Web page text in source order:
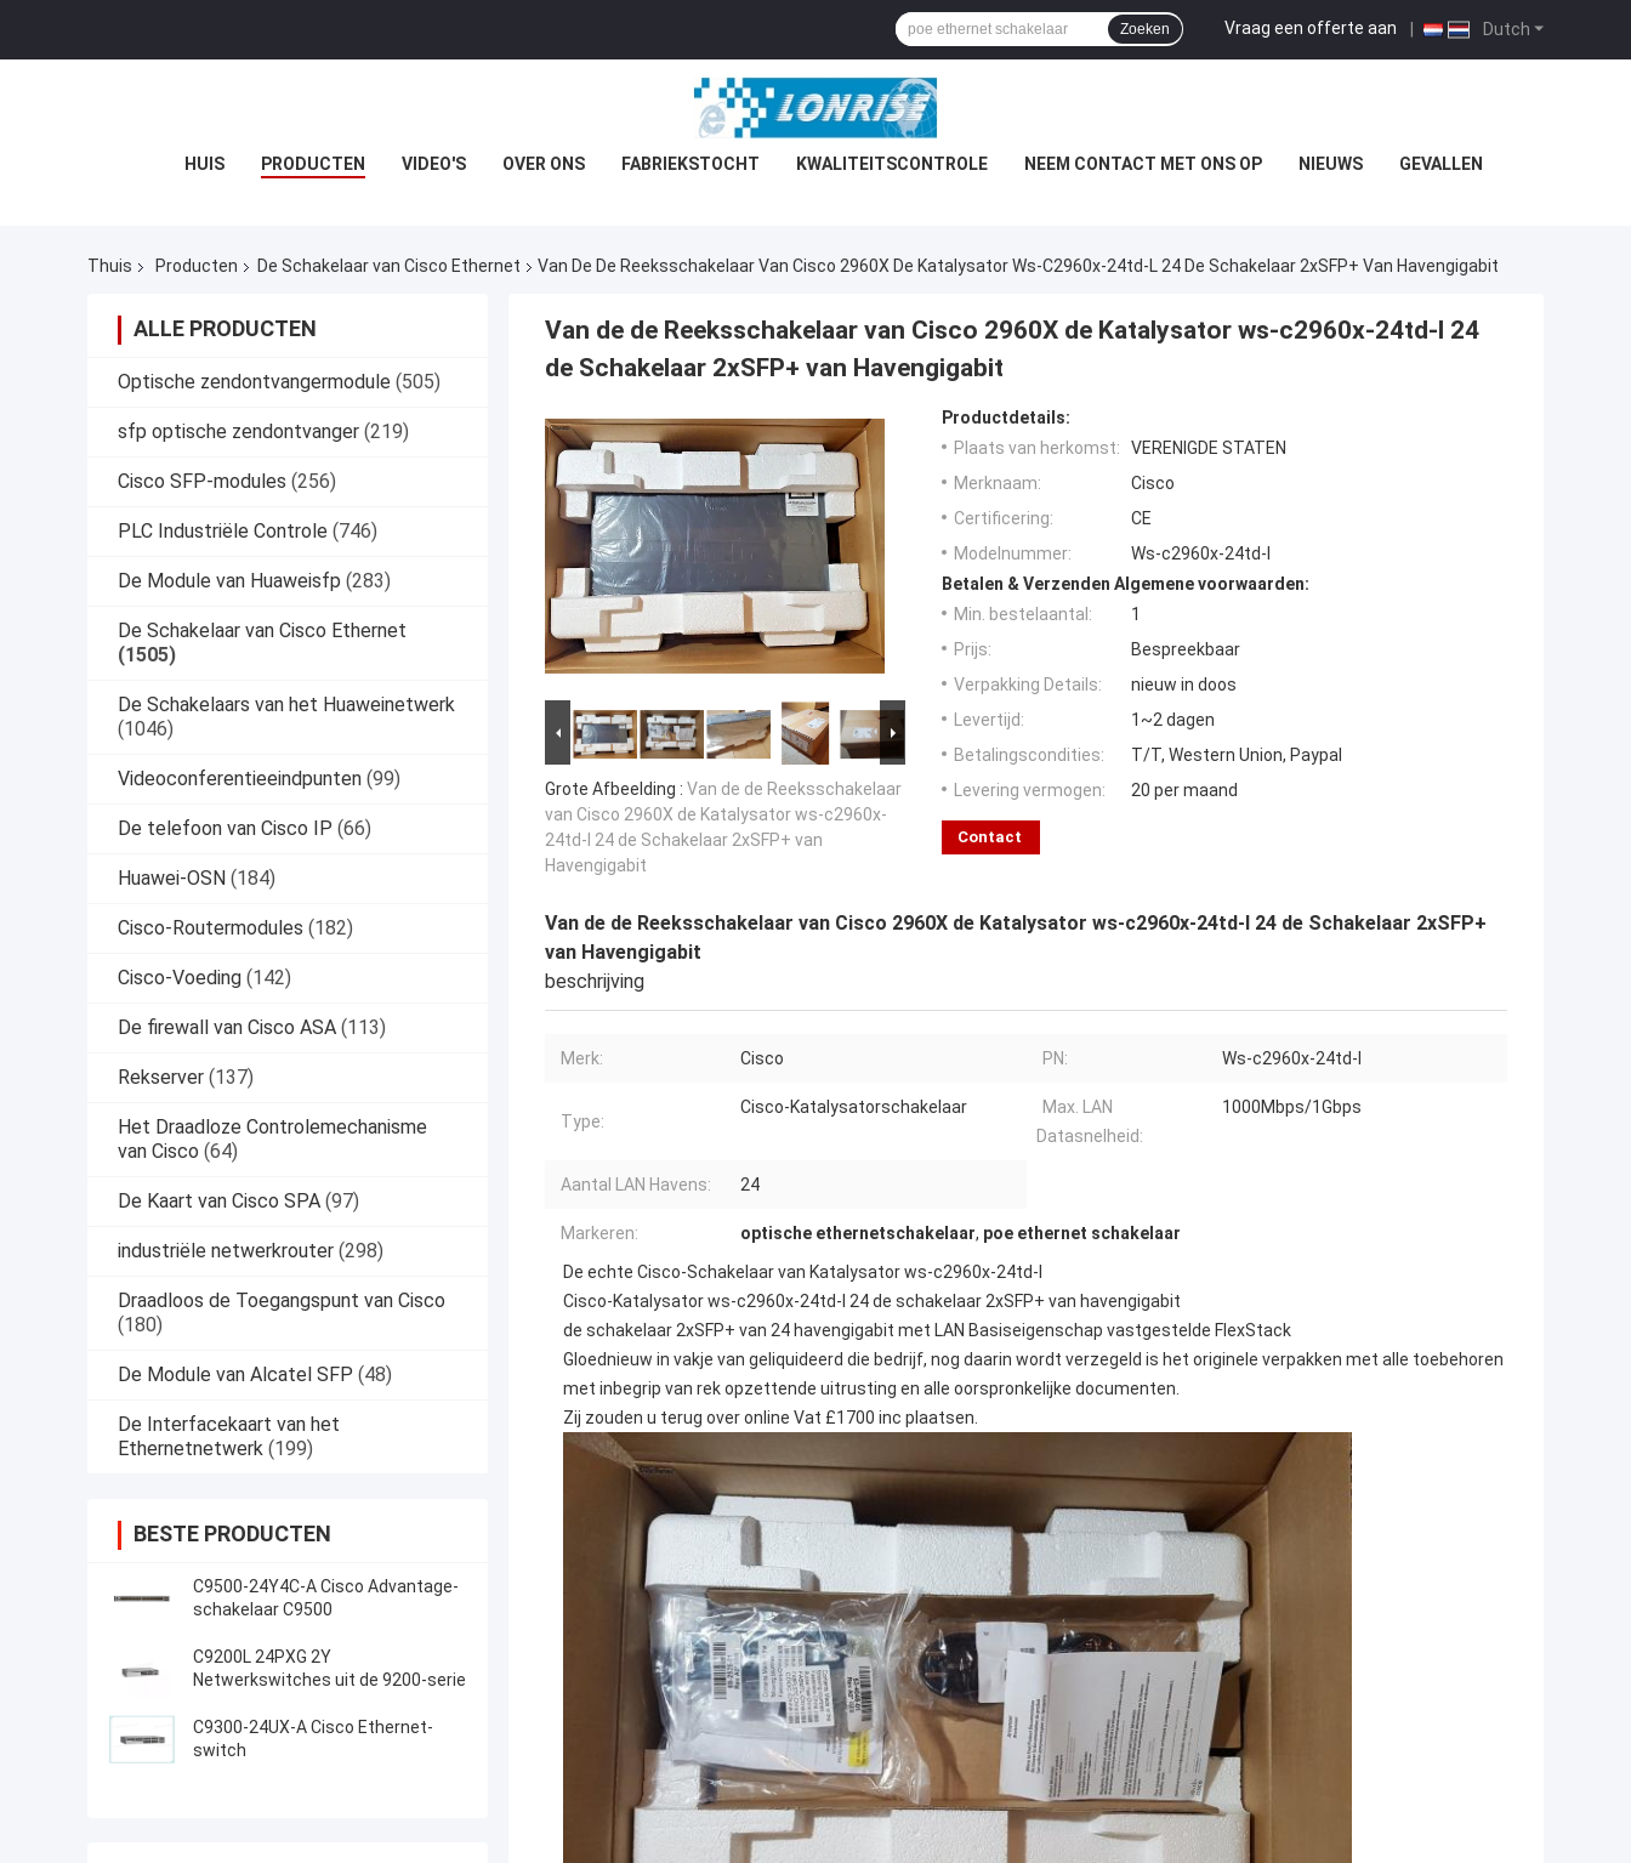
Dutch
Vraag een offerte aan |
Zoeken
HUIS PRODUCTEN VIDEO'S OVER ONS FABRIEKSTOCHT KWALITEITSCONTROLE NEEM CONTACT MET ONS OP NIEUWS GEVALLEN
Thuis Producten De Schakelaar van Cisco Ethernet Van De De Reeksschakelaar Van Cisco 2960X De Katalysator Ws-C2960x-24td-L 24 De Schakelaar 2xSFP+ Van Havengigabit
ALLE PRODUCTEN
Optische zendontvangermodule (505)
sfp optische zendontvanger (219)
Cisco SFP-modules (256)
PLC Industriële Controle (746)
De Module van Huaweisfp (283)
De Schakelaar van Cisco Ethernet
(1505)
De Schakelaars van het Huaweinetwerk
(1046)
Videoconferentieeindpunten (99)
De telefoon van Cisco IP (66)
Huawei-OSN (184)
Cisco-Routermodules (182)
Cisco-Voeding (142)
De firewall van Cisco ASA (113)
Rekserver (137)
Het Draadloze Controlemechanisme
van Cisco (64)
De Kaart van Cisco SPA (97)
industriële netwerkrouter (298)
Draadloos de Toegangspunt van Cisco
(180)
De Module van Alcatel SFP (48)
De Interfacekaart van het
Ethernetnetwerk (199)
BESTE PRODUCTEN
C9500-24Y4C-A Cisco Advantage-
schakelaar C9500
C9200L 24PXG 2Y
Netwerkswitches uit de 9200-serie
C9300-24UX-A Cisco Ethernet-
switch
Van de de Reeksschakelaar van Cisco 2960X de Katalysator ws-c2960x-24td-l 24
de Schakelaar 2xSFP+ van Havengigabit
Grote Afbeelding : Van de de Reeksschakelaar
van Cisco 2960X de Katalysator ws-c2960x-
24td-l 24 de Schakelaar 2xSFP+ van
Havengigabit
Productdetails:
Plaats van herkomst:
VERENIGDE STATEN
Merknaam:
Cisco
Certificering:
CE
Modelnummer:
Ws-c2960x-24td-l
Betalen & Verzenden Algemene voorwaarden:
Min. bestelaantal:
1
Prijs:
Bespreekbaar
Verpakking Details:
nieuw in doos
Levertijd:
1~2 dagen
Betalingscondities:
T/T, Western Union, Paypal
Levering vermogen:
20 per maand
Contact
Van de de Reeksschakelaar van Cisco 2960X de Katalysator ws-c2960x-24td-l 24 de Schakelaar 2xSFP+
van Havengigabit
beschrijving
Merk: Cisco PN: Ws-c2960x-24td-l
Type:
Cisco-Katalysatorschakelaar
Max. LAN
Datasnelheid:
1000Mbps/1Gbps
Aantal LAN Havens: 24
Markeren: optische ethernetschakelaar, poe ethernet schakelaar
De echte Cisco-Schakelaar van Katalysator ws-c2960x-24td-l
Cisco-Katalysator ws-c2960x-24td-l 24 de schakelaar 2xSFP+ van havengigabit
de schakelaar 2xSFP+ van 24 havengigabit met LAN Basiseigenschap vastgestelde FlexStack
Gloednieuw in vakje van geliquideerd die bedrijf, nog daarin wordt verzegeld is het originele verpakken met alle toebehoren
met inbegrip van rek opzettende uitrusting en alle oorspronkelijke documenten.
Zij zouden u terug over online Vat £1700 inc plaatsen.